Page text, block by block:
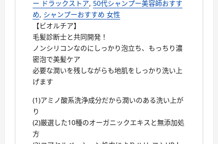
ー ドラックストア, 50代シャンプー美容師おすす
め, シャンプーおすすめ 女性
【ビオルチア】
毛髪診断士と共同開発！
ノンシリコンなのにしっかり泡立ち、もっちり濃
密泡で美髪ケア
必要な潤いを残しながらも地肌をしっかり洗い上
げます
(1)アミノ酸系洗浄成分だから潤いのある洗い上が
り
(2)厳選した10種のオーガニックエキスと無添加処
方